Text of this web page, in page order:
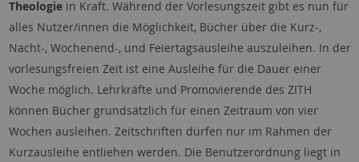
Theologiein Kraft. Während der Vorlesungszeit gibt es nun für
alles Nutzer/innen die Möglichkeit, Bücher über die Kurz-,
Nacht-, Wochenend-, und Feiertagsausleihe auszuleihen. In der
vorlesungsfreien Zeit ist eine Ausleihe für die Dauer einer
Woche möglich. Lehrkräfte und Promovierende des ZITH
können Bücher grundsätzlich für einen Zeitraum von vier
Wochen ausleihen. Zeitschriften dürfen nur im Rahmen der
Kurzausleihe entliehen werden. Die Benutzerordnung liegt in